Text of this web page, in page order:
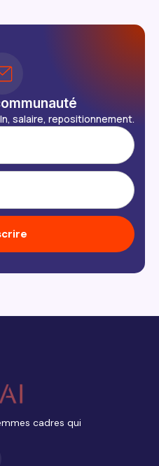
salaire, repositionnement.
cadres qui